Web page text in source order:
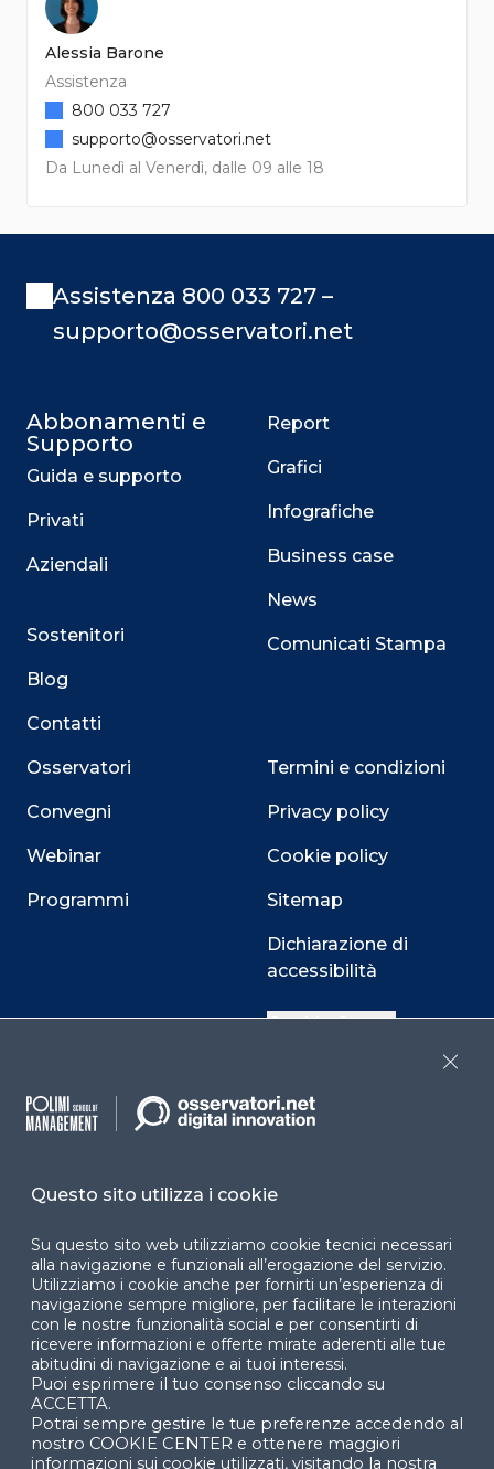
Alessia Barone
Assistenza
Da Lunedì al Venerdì, dalle 09 alle 18
800 033 727
supporto@osservatori.net
Assistenza 800 033 727 –
supporto@osservatori.net
Abbonamenti e
Supporto
Guida e supporto
Privati
Aziendali
Sostenitori
Blog
Contatti
Osservatori
Convegni
Webinar
Programmi
Report
Grafici
Infografiche
Business case
News
Comunicati Stampa
Termini e condizioni
Privacy policy
Cookie policy
Sitemap
Dichiarazione di
accessibilità
Cookie Center
Facebook LinkedIn
© 2024 Copyright © Politecnico di Milano Dipartimento
di Ingegneria Gestionale
Questo sito utilizza i cookie
Su questo sito web utilizziamo cookie tecnici necessari
alla navigazione e funzionali all’erogazione del servizio.
Utilizziamo i cookie anche per fornirti un’esperienza di
navigazione sempre migliore, per facilitare le interazioni
con le nostre funzionalità social e per consentirti di
ricevere informazioni e offerte mirate aderenti alle tue
abitudini di navigazione e ai tuoi interessi.
Puoi esprimere il tuo consenso cliccando su
ACCETTA.
Potrai sempre gestire le tue preferenze accedendo al
nostro COOKIE CENTER e ottenere maggiori
informazioni sui cookie utilizzati, visitando la nostra